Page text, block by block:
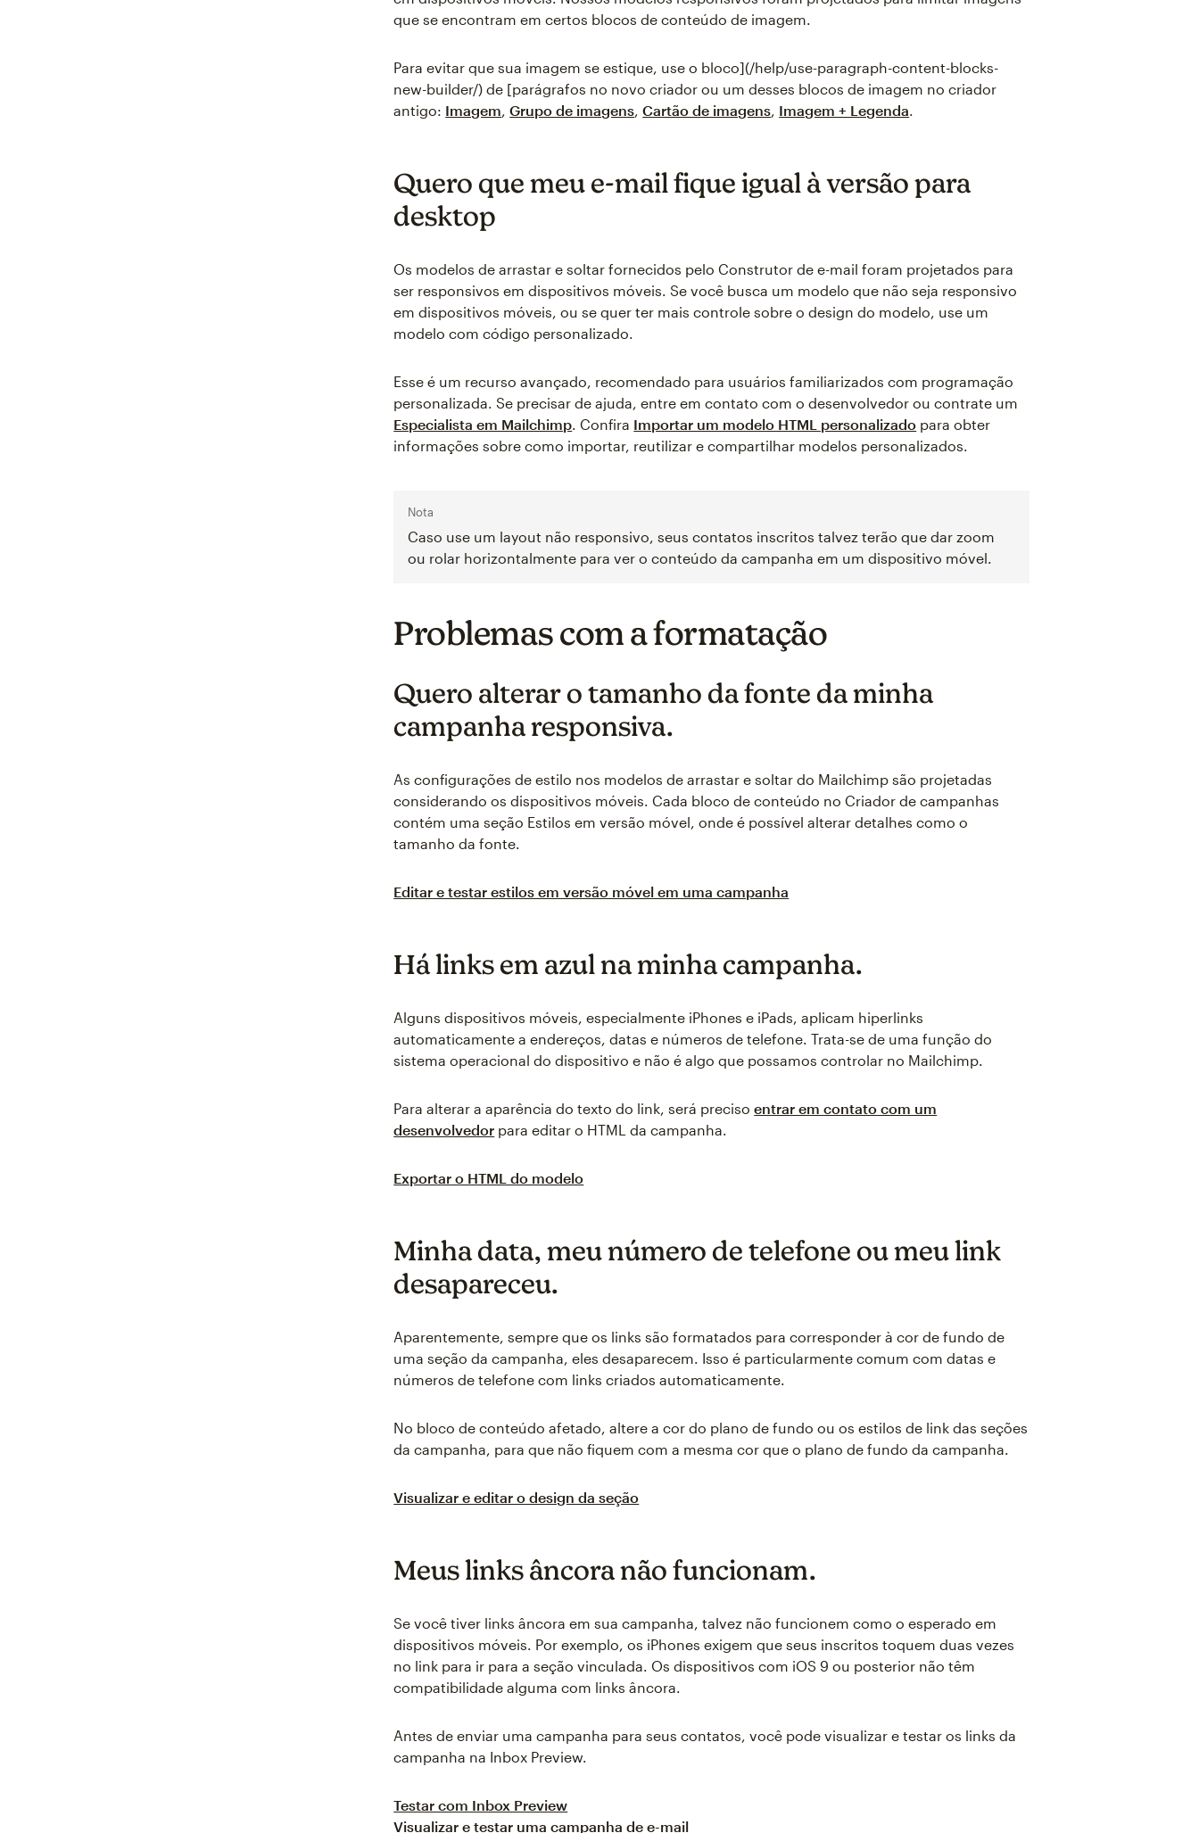
que se encontram em certos blocos de conteúdo de imagem.
Para evitar que sua imagem se estique, use o bloco](/help/use-paragraph-content-blocks-
new-builder/) de [parágrafos no novo criador ou um desses blocos de imagem no criador
antigo: Imagem,Grupo de imagens,Cartão de imagens, Imagem + Legenda.
Quero que meu e-mail fique igual à versão para
desktop
Os modelos de arrastar e soltar fornecidos pelo Construtor de e-mail foram projetados para
ser responsivos em dispositivos móveis. Se você busca um modelo que não seja responsivo
em dispositivos móveis, ou se quer ter mais controle sobre o design do modelo, use um
modelo com código personalizado.
Esse é um recurso avançado, recomendado para usuários familiarizados com programação
personalizada. Se precisar de ajuda, entre em contato com o desenvolvedor ou contrate um
Especialista em Mailchimp. Confira Importar um modelo HTML personalizado para obter
informações sobre como importar, reutilizar e compartilhar modelos personalizados.
Nota
Caso use um layout não responsivo, seus contatos inscritos talvez terão que dar zoom
ou rolar horizontalmente para ver o conteúdo da campanha em um dispositivo móvel.
Problemas com a formatação
Quero alterar o tamanho da fonte da minha
campanha responsiva.
As configurações de estilo nos modelos de arrastar e soltar do Mailchimp são projetadas
considerando os dispositivos móveis. Cada bloco de conteúdo no Criador de campanhas
contém uma seção Estilos em versão móvel, onde é possível alterar detalhes como o
tamanho da fonte.
Editar e testar estilos em versão móvel em uma campanha
Há links em azul na minha campanha.
Alguns dispositivos móveis, especialmente iPhones e iPads, aplicam hiperlinks
automaticamente a endereços, datas e números de telefone. Trata-se de uma função do
sistema operacional do dispositivo e não é algo que possamos controlar no Mailchimp.
Para alterar a aparência do texto do link, será precisoentrar em contato com um
desenvolvedor para editar o HTML da campanha.
Exportar o HTML do modelo
Minha data, meu número de telefone ou meu link
desapareceu.
Aparentemente, sempre que os links são formatados para corresponder à cor de fundo de
uma seção da campanha, eles desaparecem. Isso é particularmente comum com datas e
números de telefone com links criados automaticamente.
No bloco de conteúdo afetado, altere a cor do plano de fundo ou os estilos de link das seções
da campanha, para que não fiquem com a mesma cor que o plano de fundo da campanha.
Visualizar e editar o design da seção
Meus links âncora não funcionam.
Se você tiver links âncora em sua campanha, talvez não funcionem como o esperado em
dispositivos móveis. Por exemplo, os iPhones exigem que seus inscritos toquem duas vezes
no link para ir para a seção vinculada. Os dispositivos com iOS 9 ou posterior não têm
compatibilidade alguma com links âncora.
Antes de enviar uma campanha para seus contatos, você pode visualizar e testar os links da
campanha na Inbox Preview.
Testar com Inbox Preview
Visualizar e testar uma campanha de e-mail